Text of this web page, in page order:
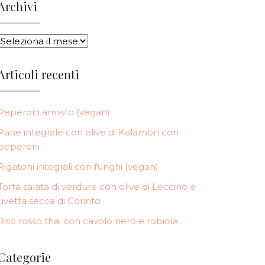
ARCHIVI
recenti
arrosto (vegan)
integrale con olive di Kalamon con
integrali con funghi (vegan)
salata di verdure con olive di Leccino e
secca di Corinto
rosso thai con cavolo nero e robiola